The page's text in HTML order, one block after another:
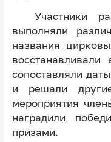
Участники
выполняли
названия
сопоставляли
и решали
мероприятия
наградили
призами.